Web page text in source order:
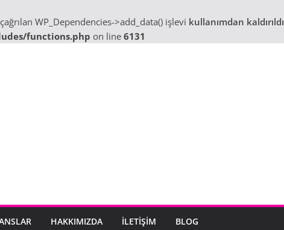
WP_Dependencies->add_data() işlevi kullanımdan kaldırıldı
functions.php on line 6131
HAKKIMIZDA İLETIŞIM BLOG